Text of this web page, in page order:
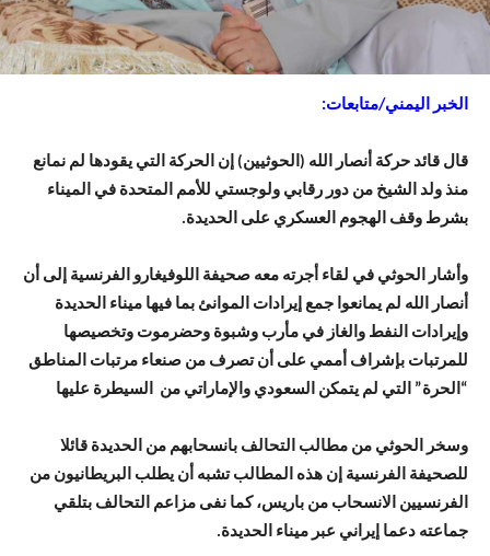
الخبر اليمني/متابعات:
قال قائد حركة أنصار الله (الحوثيين) إن الحركة التي يقودها لم نمانع
منذ ولد الشيخ من دور رقابي ولوجستي للأمم المتحدة في الميناء
بشرط وقف الهجوم العسكري على الحديدة.
وأشار الحوثي في لقاء أجرته معه صحيفة اللوفيغارو الفرنسية إلى أن
أنصار الله لم يمانعوا جمع إيرادات الموانئ بما فيها ميناء الحديدة
وإيرادات النفط والغاز في مأرب وشبوة وحضرموت وتخصيصها
للمرتبات بإشراف أممي على أن تصرف من صنعاء مرتبات المناطق
“الحرة” التي لم يتمكن السعودي والإماراتي من السيطرة عليها
وسخر الحوثي من مطالب التحالف بانسحابهم من الحديدة قائلا
للصحيفة الفرنسية إن هذه المطالب تشبه أن يطلب البريطانيون من
الفرنسيين الانسحاب من باريس، كما نفى مزاعم التحالف بتلقي
جماعته دعما إيراني عبر ميناء الحديدة.